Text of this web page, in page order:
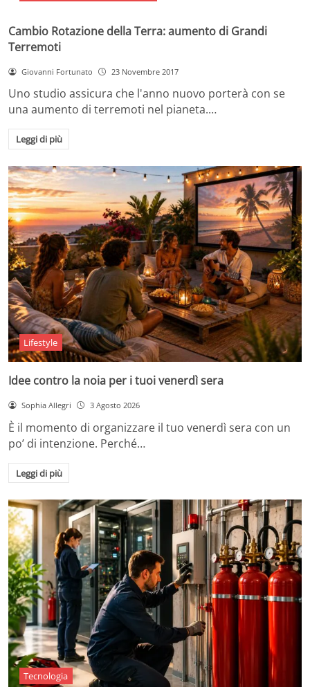
Cambio Rotazione della Terra: aumento di Grandi
Terremoti
Giovanni Fortunato 23 Novembre 2017
Uno studio assicura che l'anno nuovo porterà con se
una aumento di terremoti nel pianeta.…
Leggi di più
Lifestyle
Idee contro la noia per i tuoi venerdì sera
Sophia Allegri 3 Agosto 2026
È il momento di organizzare il tuo venerdì sera con un
po’ di intenzione. Perché…
Leggi di più
Tecnologia